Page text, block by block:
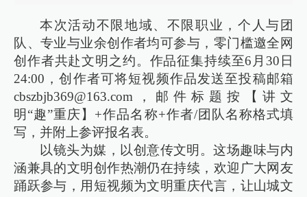
本次活动不限地域、不限职业，个人与团
队、专业与业余创作者均可参与，零门槛邀全网
创作者共赴文明之约。作品征集持续至6月30日
24:00，创作者可将短视频作品发送至投稿邮箱
cbszbjb369@163.com，邮件标题按【讲文
明“趣”重庆】+作品名称+作者/团队名称格式填
写，并附上参评报名表。
以镜头为媒，以创意传文明。这场趣味与内
涵兼具的文明创作热潮仍在持续，欢迎广大网友
踊跃参与，用短视频为文明重庆代言，让山城文